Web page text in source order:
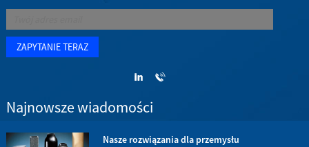
Najnowsze wiadomości
Nasze rozwiązania dla przemysłu